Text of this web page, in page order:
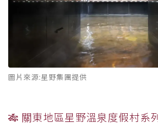
圖片來源:星野集團提供
🎋 關東地區星野溫泉度假村系